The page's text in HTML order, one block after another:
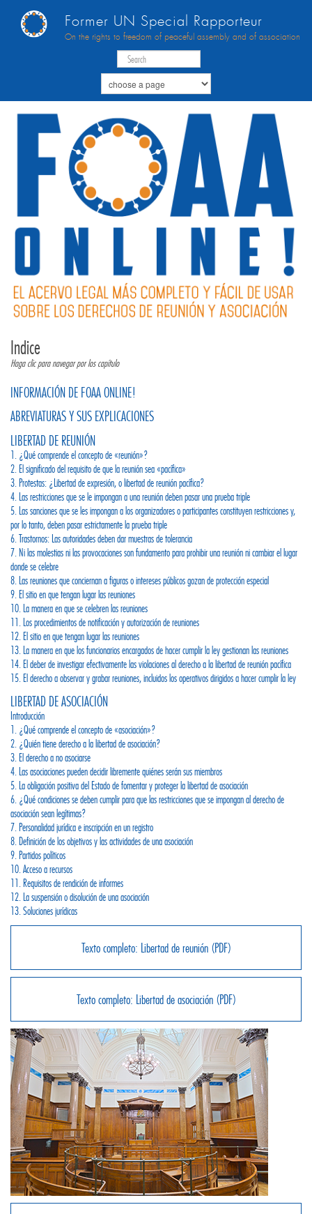
Former UN Special Rapporteur
On the rights to freedom of peaceful assembly and of association
Indice
Haga clic para navegar por los capítulo
INFORMACIÓN DE FOAA ONLINE!
ABREVIATURAS Y SUS EXPLICACIONES
LIBERTAD DE REUNIÓN
1. ¿Qué comprende el concepto de «reunión»?
2. El significado del requisito de que la reunión sea «pacífica»
3. Protestas: ¿Libertad de expresión, o libertad de reunión pacífica?
4. Las restricciones que se le impongan a una reunión deben pasar una prueba triple
5. Las sanciones que se les impongan a los organizadores o participantes constituyen restricciones y,
por lo tanto, deben pasar estrictamente la prueba triple
6. Trastornos: Las autoridades deben dar muestras de tolerancia
7. Ni las molestias ni las provocaciones son fundamento para prohibir una reunión ni cambiar el lugar
donde se celebre
8. Las reuniones que conciernan a figuras o intereses públicos gozan de protección especial
9. El sitio en que tengan lugar las reuniones
10. La manera en que se celebren las reuniones
11. Los procedimientos de notificación y autorización de reuniones
12. El sitio en que tengan lugar las reuniones
13. La manera en que los funcionarios encargados de hacer cumplir la ley gestionan las reuniones
14. El deber de investigar efectivamente las violaciones al derecho a la libertad de reunión pacífica
15. El derecho a observar y grabar reuniones, incluidos los operativos dirigidos a hacer cumplir la ley
LIBERTAD DE ASOCIACIÓN
Introducción
1. ¿Qué comprende el concepto de «asociación»?
2. ¿Quién tiene derecho a la libertad de asociación?
3. El derecho a no asociarse
4. Las asociaciones pueden decidir libremente quiénes serán sus miembros
5. La obligación positiva del Estado de fomentar y proteger la libertad de asociación
6. ¿Qué condiciones se deben cumplir para que las restricciones que se impongan al derecho de
asociación sean legítimas?
7. Personalidad jurídica e inscripción en un registro
8. Definición de los objetivos y las actividades de una asociación
9. Partidos políticos
10. Acceso a recursos
11. Requisitos de rendición de informes
12. La suspensión o disolución de una asociación
13. Soluciones jurídicas
Texto completo: Libertad de reunión (PDF)
Texto completo: Libertad de asociación (PDF)